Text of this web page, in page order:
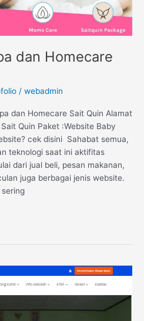
dan Homecare
/ webadmin
dan Homecare Sait Quin Alamat
Quin Paket :Website Baby
cek disini Sahabat semua,
teknologi saat ini aktifitas
dari jual beli, pesan makanan,
juga berbagai jenis website.